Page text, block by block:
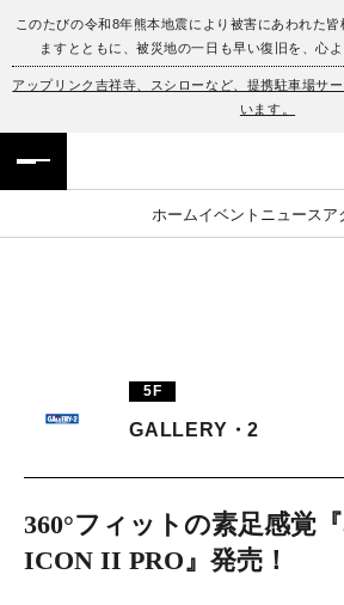
このたびの令和8年熊本地震により被害にあわれた
ますとともに、被災地の一日も早い復旧を、心
アップリンク吉祥寺、スシローなど、提携駐車場サ
います。
ホームイベント ニュース ア
フロアガイド
イベント・ポップアップ
ニュース
PARCOメンバーズ
ENGLISH
簡体字
한국어
5F
GALLERY・2
360°フィットの素足感覚
ICON II PRO』発売！